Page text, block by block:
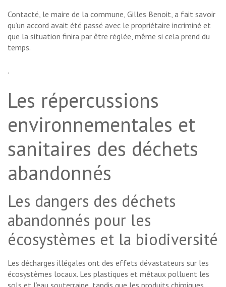
Contacté, le maire de la commune, Gilles Benoit, a fait savoir
qu’un accord avait été passé avec le propriétaire incriminé et
que la situation finira par être réglée, même si cela prend du
temps.
.
Les répercussions
environnementales et
sanitaires des déchets
abandonnés
Les dangers des déchets
abandonnés pour les
écosystèmes et la biodiversité
Les décharges illégales ont des effets dévastateurs sur les
écosystèmes locaux. Les plastiques et métaux polluent les
sols et l’eau souterraine, tandis que les produits chimiques